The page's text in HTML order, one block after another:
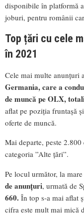
disponibile în platformă
joburi, pentru românii
Top țări cu cele
în 2021
Cele mai multe anunțuri
Germania, care a
de muncă pe OLX,
aflat pe poziția fruntașă
oferte de muncă.
Mai departe, peste
categoria ”Alte țări”.
Pe locul următor, la
de anunțuri, urmată de
660. În top s-a mai aflat
cifra este mult mai mică